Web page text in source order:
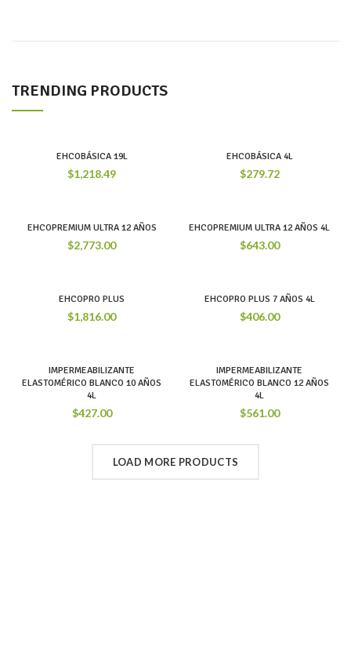
TRENDING PRODUCTS
EHCOBÁSICA 19L
$1,218.49
EHCOBÁSICA 4L
$279.72
EHCOPREMIUM ULTRA 12 AÑOS
$2,773.00
EHCOPREMIUM ULTRA 12 AÑOS 4L
$643.00
EHCOPRO PLUS
$1,816.00
EHCOPRO PLUS 7 AÑOS 4L
$406.00
IMPERMEABILIZANTE
ELASTOMÉRICO BLANCO 10 AÑOS
4L
$427.00
IMPERMEABILIZANTE
ELASTOMÉRICO BLANCO 12 AÑOS
4L
$561.00
LOAD MORE PRODUCTS